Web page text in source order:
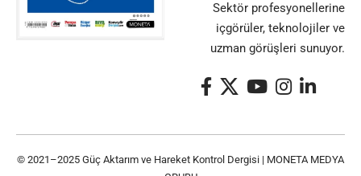
Sektör profesyonellerine
içgörüler, teknolojiler ve
uzman görüşleri sunuyor.
© 2021–2025 Güç Aktarım ve Hareket Kontrol Dergisi | MONETA MEDYA